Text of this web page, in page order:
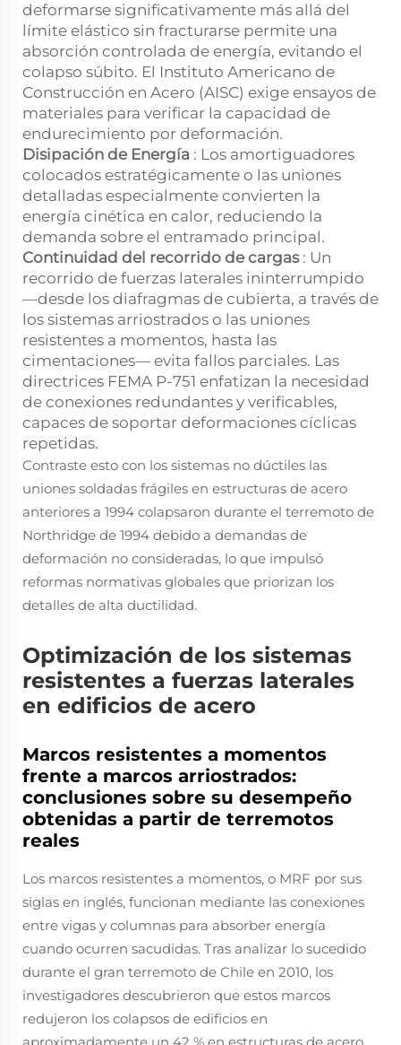
deformarse significativamente más allá del
límite elástico sin fracturarse permite una
absorción controlada de energía, evitando el
colapso súbito. El Instituto Americano de
Construcción en Acero (AISC) exige ensayos de
materiales para verificar la capacidad de
endurecimiento por deformación.
Disipación de Energía : Los amortiguadores
colocados estratégicamente o las uniones
detalladas especialmente convierten la
energía cinética en calor, reduciendo la
demanda sobre el entramado principal.
Continuidad del recorrido de cargas : Un
recorrido de fuerzas laterales ininterrumpido
—desde los diafragmas de cubierta, a través de
los sistemas arriostrados o las uniones
resistentes a momentos, hasta las
cimentaciones— evita fallos parciales. Las
directrices FEMA P-751 enfatizan la necesidad
de conexiones redundantes y verificables,
capaces de soportar deformaciones cíclicas
repetidas.
Contraste esto con los sistemas no dúctiles las
uniones soldadas frágiles en estructuras de acero
anteriores a 1994 colapsaron durante el terremoto de
Northridge de 1994 debido a demandas de
deformación no consideradas, lo que impulsó
reformas normativas globales que priorizan los
detalles de alta ductilidad.
Optimización de los sistemas
resistentes a fuerzas laterales
en edificios de acero
Marcos resistentes a momentos
frente a marcos arriostrados:
conclusiones sobre su desempeño
obtenidas a partir de terremotos
reales
Los marcos resistentes a momentos, o MRF por sus
siglas en inglés, funcionan mediante las conexiones
entre vigas y columnas para absorber energía
cuando ocurren sacudidas. Tras analizar lo sucedido
durante el gran terremoto de Chile en 2010, los
investigadores descubrieron que estos marcos
redujeron los colapsos de edificios en